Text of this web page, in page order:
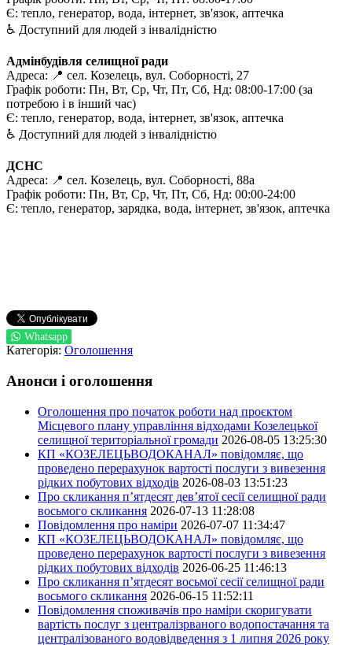
Є: тепло, генератор, вода, інтернет, зв'язок, аптечка
♿️ Доступний для людей з інвалідністю
Адмінбудівля селищної ради
Адреса: 📍 сел. Козелець, вул. Соборності, 27
Графік роботи: Пн, Вт, Ср, Чт, Пт, Сб, Нд: 08:00-17:00 (за
потребою і в інший час)
Є: тепло, генератор, вода, інтернет, зв'язок, аптечка
♿️ Доступний для людей з інвалідністю
ДСНС
Адреса: 📍 сел. Козелець, вул. Соборності, 88а
Графік роботи: Пн, Вт, Ср, Чт, Пт, Сб, Нд: 00:00-24:00
Є: тепло, генератор, зарядка, вода, інтернет, зв'язок, аптечка
Whatsapp
Категорія: Оголошення
Анонси і оголошення
Оголошення про початок роботи над проєктом
Місцевого плану управління відходами Козелецької
селищної територіальної громади 2026-08-05 13:25:30
КП «КОЗЕЛЕЦЬВОДОКАНАЛ» повідомляє, що
проведено перерахунок вартості послуги з вивезення
рідких побутових відходів 2026-08-03 13:51:23
Про скликання п’ятдесят дев’ятої сесії селищної ради
восьмого скликання 2026-07-13 11:28:08
Повідомлення про наміри 2026-07-07 11:34:47
КП «КОЗЕЛЕЦЬВОДОКАНАЛ» повідомляє, що
проведено перерахунок вартості послуги з вивезення
рідких побутових відходів 2026-06-25 11:46:13
Про скликання п’ятдесят восьмої сесії селищної ради
восьмого скликання 2026-06-15 11:52:11
Повідомлення споживачів про наміри скоригувати
вартість послуг з централізрваного водопостачання та
централізованого водовідведення з 1 липня 2026 року